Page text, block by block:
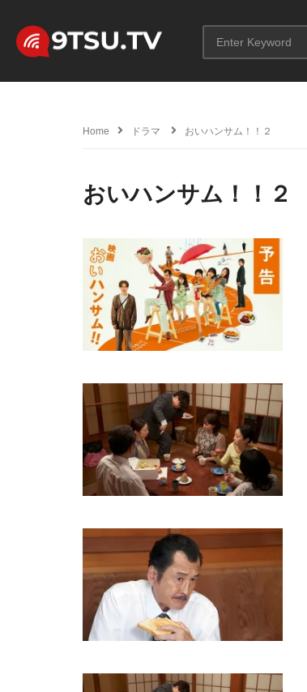
Home ドラマ おいハンサム！！２
おいハンサム！！２